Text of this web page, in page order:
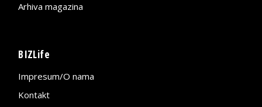
Arhiva magazina
BIZLife
Impresum/O nama
Kontakt